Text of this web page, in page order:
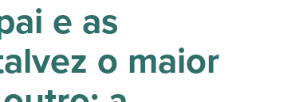
e as
o maior